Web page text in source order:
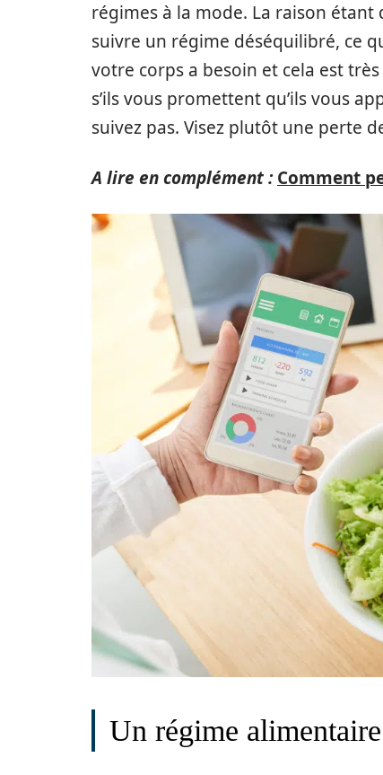
régimes à la mode. La raison
suivre un régime déséquilibré, ce
votre corps a besoin et cela est
s’ils vous promettent qu’ils vous
suivez pas. Visez plutôt une perte
A lire en complément : Comment
Un régime